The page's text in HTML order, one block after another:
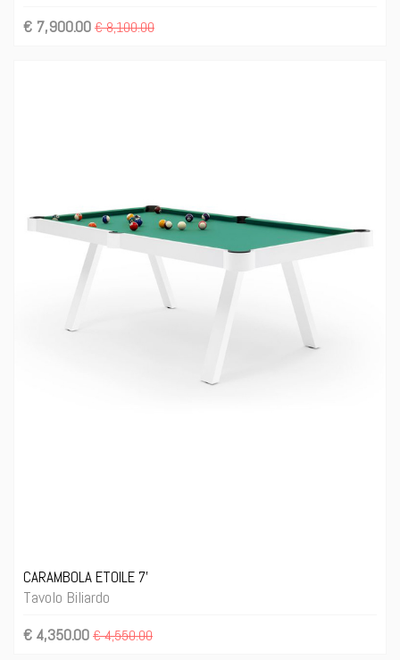
€ 7,900.00€ 8,100.00
CARAMBOLA ETOILE 7'
Tavolo Biliardo
€ 4,350.00€ 4,550.00